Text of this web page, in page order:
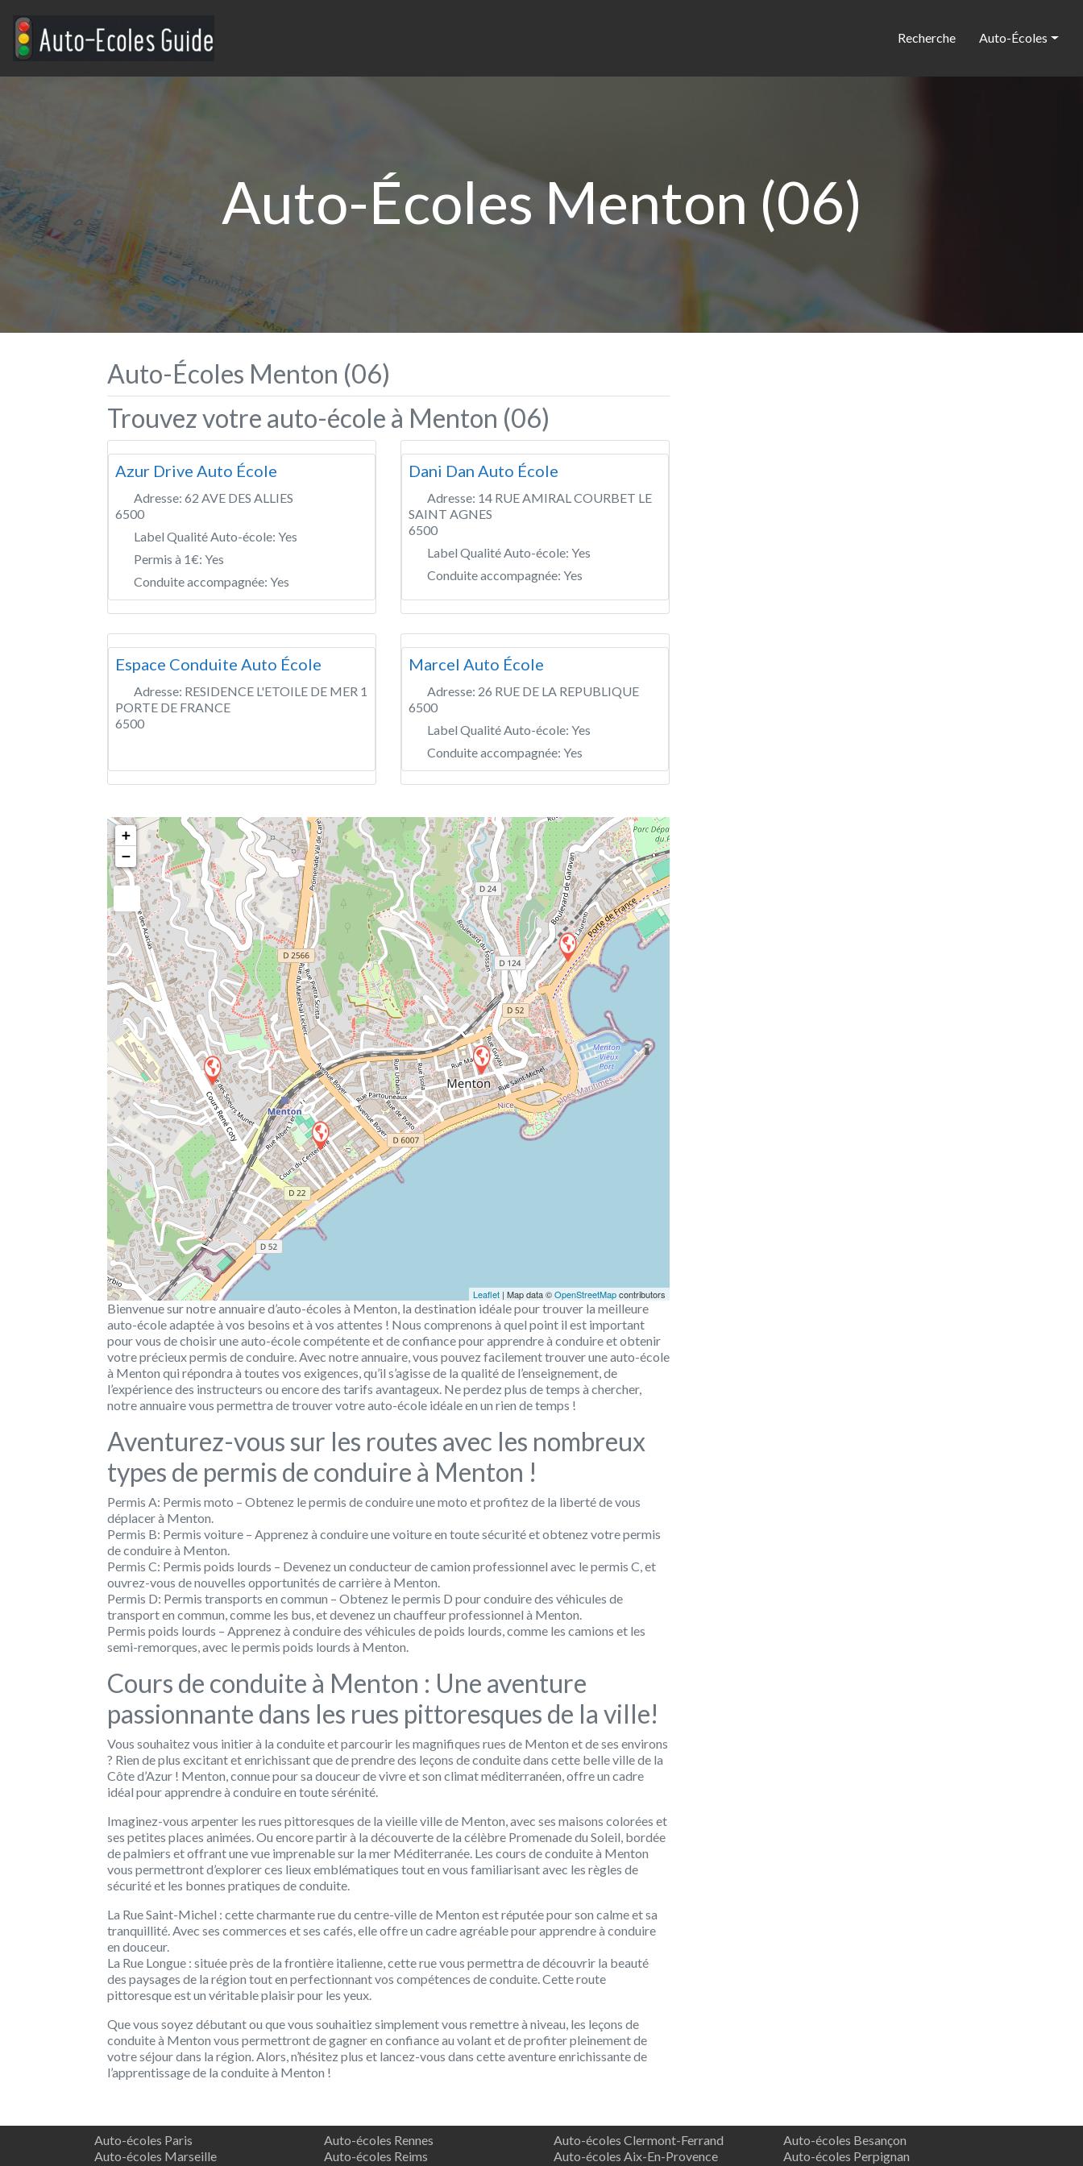
Recherche Auto-Écoles
Auto-Écoles Menton (06)
Auto-Écoles Menton (06)
Trouvez votre auto-école à Menton (06)
Azur Drive Auto École
Adresse: 62 AVE DES ALLIES
6500
Label Qualité Auto-école: Yes
Permis à 1€: Yes
Conduite accompagnée: Yes
Dani Dan Auto École
Adresse: 14 RUE AMIRAL COURBET LE
SAINT AGNES
6500
Label Qualité Auto-école: Yes
Conduite accompagnée: Yes
Espace Conduite Auto École
Adresse: RESIDENCE L'ETOILE DE MER 1
PORTE DE FRANCE
6500
Marcel Auto École
Adresse: 26 RUE DE LA REPUBLIQUE
6500
Label Qualité Auto-école: Yes
Conduite accompagnée: Yes
+
−
Leaflet | Map data ©OpenStreetMapcontributors
Bienvenue sur notre annuaire d’auto-écoles à Menton, la destination idéale pour trouver la meilleure
auto-école adaptée à vos besoins et à vos attentes ! Nous comprenons à quel point il est important
pour vous de choisir une auto-école compétente et de confiance pour apprendre à conduire et obtenir
votre précieux permis de conduire. Avec notre annuaire, vous pouvez facilement trouver une auto-école
à Menton qui répondra à toutes vos exigences, qu’il s’agisse de la qualité de l’enseignement, de
l’expérience des instructeurs ou encore des tarifs avantageux. Ne perdez plus de temps à chercher,
notre annuaire vous permettra de trouver votre auto-école idéale en un rien de temps !
Aventurez-vous sur les routes avec les nombreux
types de permis de conduire à Menton !
Permis A: Permis moto – Obtenez le permis de conduire une moto et profitez de la liberté de vous
déplacer à Menton.
Permis B: Permis voiture – Apprenez à conduire une voiture en toute sécurité et obtenez votre permis
de conduire à Menton.
Permis C: Permis poids lourds – Devenez un conducteur de camion professionnel avec le permis C, et
ouvrez-vous de nouvelles opportunités de carrière à Menton.
Permis D: Permis transports en commun – Obtenez le permis D pour conduire des véhicules de
transport en commun, comme les bus, et devenez un chauffeur professionnel à Menton.
Permis poids lourds – Apprenez à conduire des véhicules de poids lourds, comme les camions et les
semi-remorques, avec le permis poids lourds à Menton.
Cours de conduite à Menton : Une aventure
passionnante dans les rues pittoresques de la ville!
Vous souhaitez vous initier à la conduite et parcourir les magnifiques rues de Menton et de ses environs
? Rien de plus excitant et enrichissant que de prendre des leçons de conduite dans cette belle ville de la
Côte d’Azur ! Menton, connue pour sa douceur de vivre et son climat méditerranéen, offre un cadre
idéal pour apprendre à conduire en toute sérénité.
Imaginez-vous arpenter les rues pittoresques de la vieille ville de Menton, avec ses maisons colorées et
ses petites places animées. Ou encore partir à la découverte de la célèbre Promenade du Soleil, bordée
de palmiers et offrant une vue imprenable sur la mer Méditerranée. Les cours de conduite à Menton
vous permettront d’explorer ces lieux emblématiques tout en vous familiarisant avec les règles de
sécurité et les bonnes pratiques de conduite.
La Rue Saint-Michel : cette charmante rue du centre-ville de Menton est réputée pour son calme et sa
tranquillité. Avec ses commerces et ses cafés, elle offre un cadre agréable pour apprendre à conduire
en douceur.
La Rue Longue : située près de la frontière italienne, cette rue vous permettra de découvrir la beauté
des paysages de la région tout en perfectionnant vos compétences de conduite. Cette route
pittoresque est un véritable plaisir pour les yeux.
Que vous soyez débutant ou que vous souhaitiez simplement vous remettre à niveau, les leçons de
conduite à Menton vous permettront de gagner en confiance au volant et de profiter pleinement de
votre séjour dans la région. Alors, n’hésitez plus et lancez-vous dans cette aventure enrichissante de
l’apprentissage de la conduite à Menton !
Auto-écoles Paris
Auto-écoles Marseille
Auto-écoles Rennes
Auto-écoles Reims
Auto-écoles Clermont-Ferrand
Auto-écoles Aix-En-Provence
Auto-écoles Besançon
Auto-écoles Perpignan